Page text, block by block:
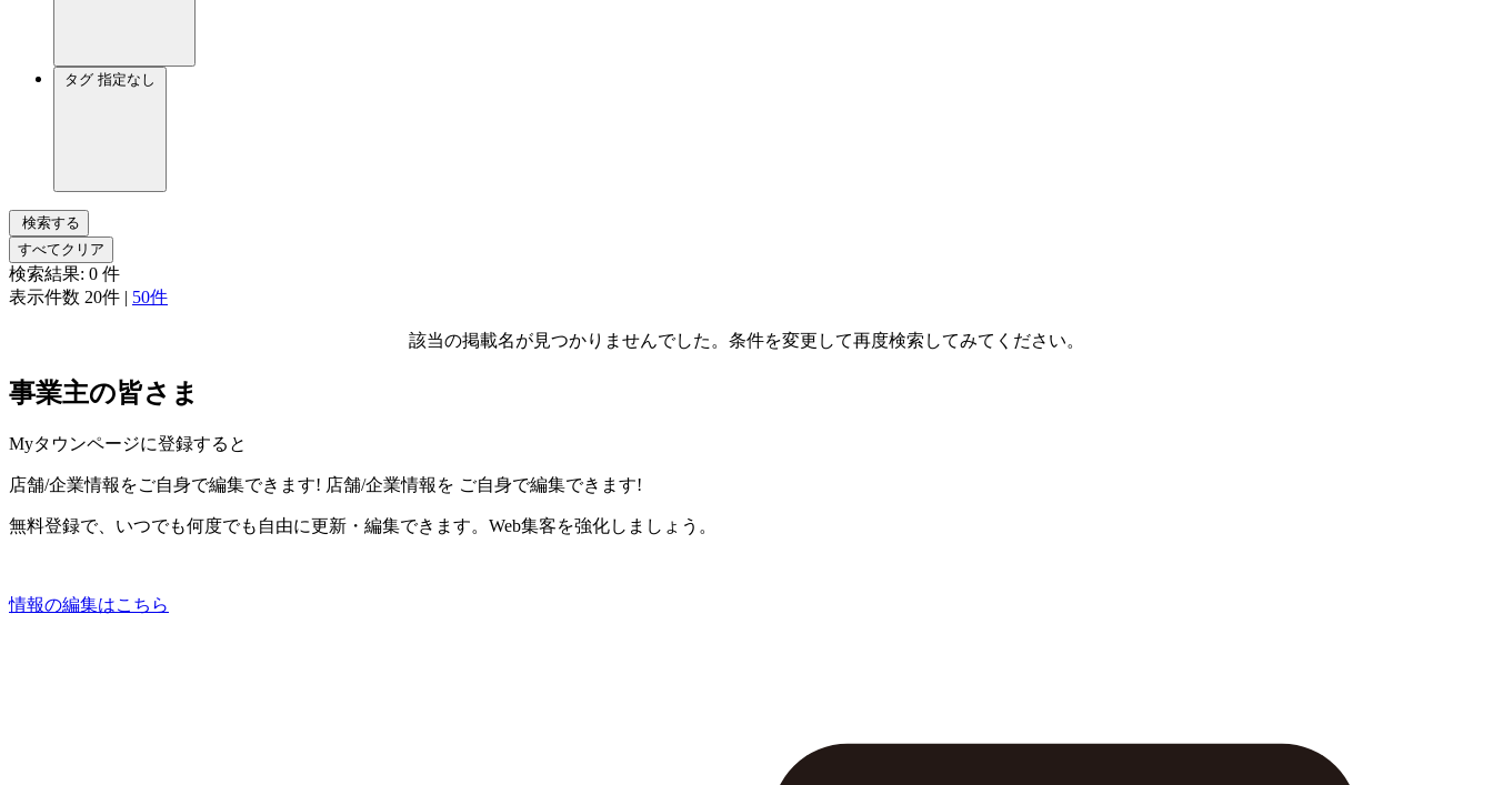
タグ 指定なし
検索する
すべてクリア
検索結果: 0 件
表示件数 20件 | 50件
該当の掲載名が見つかりませんでした。条件を変更して再度検索してみてください。
事業主の皆さま
Myタウンページに登録すると
店舗/企業情報をご自身で編集できます! 店舗/企業情報を ご自身で編集できます!
無料登録で、いつでも何度でも自由に更新・編集できます。Web集客を強化しましょう。
情報の編集はこちら